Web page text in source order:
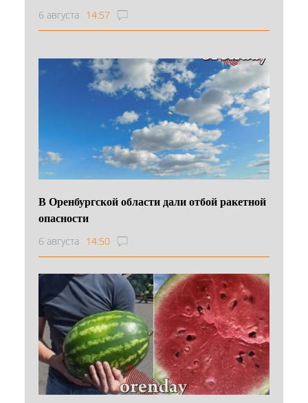
6 августа 14:57
В Оренбургской области дали отбой ракетной
опасности
6 августа 14:50